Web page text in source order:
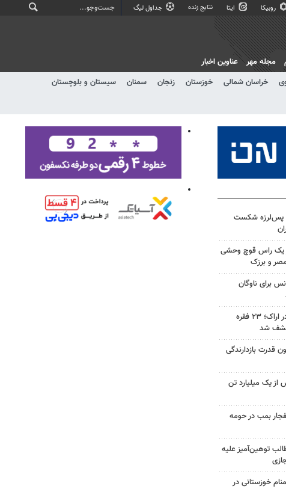
روبیکا ایتا نتایج زنده جداول لیگ
خراسان شمالی خوزستان زنجان سمنان
سیستان و بلوچستان
مجله مهر عناوین اخبار
پس‌لرزه شکست
یک راس قوچ وحشی
و برزک
۱۲ آمبولانس برای ناوگان
دستگیری سارق حرفه‌ای در اراک؛ ۲۳ فقره
شد
قدرت بازدارندگی
یک میلیارد تن
بمب در حومه
توهین‌آمیز علیه
خوزستانی در